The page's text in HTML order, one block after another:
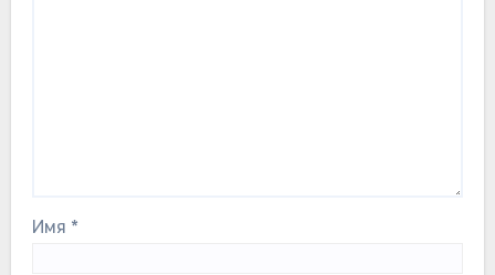
Имя *